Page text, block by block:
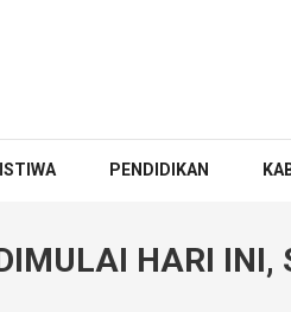
PENDIDIKAN
HARI